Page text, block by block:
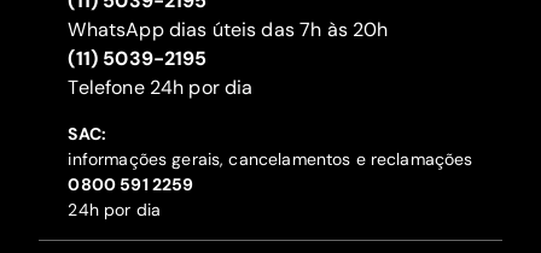
WhatsApp dias úteis das 7h às 20h
(11) 5039-2195
‍Telefone 24h por dia
SAC:
informações gerais, cancelamentos e reclamações
‍0800 591 2259
24h por dia